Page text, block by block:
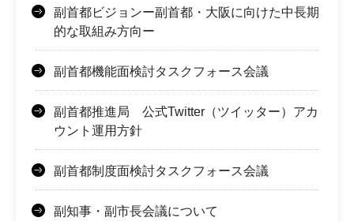
副首都ビジョンー副首都・大阪に向けた中長期
的な取組み方向ー
副首都機能面検討タスクフォース会議
副首都推進局 公式Twitter（ツイッター）アカ
ウント運用方針
副首都制度面検討タスクフォース会議
副知事・副市長会議について